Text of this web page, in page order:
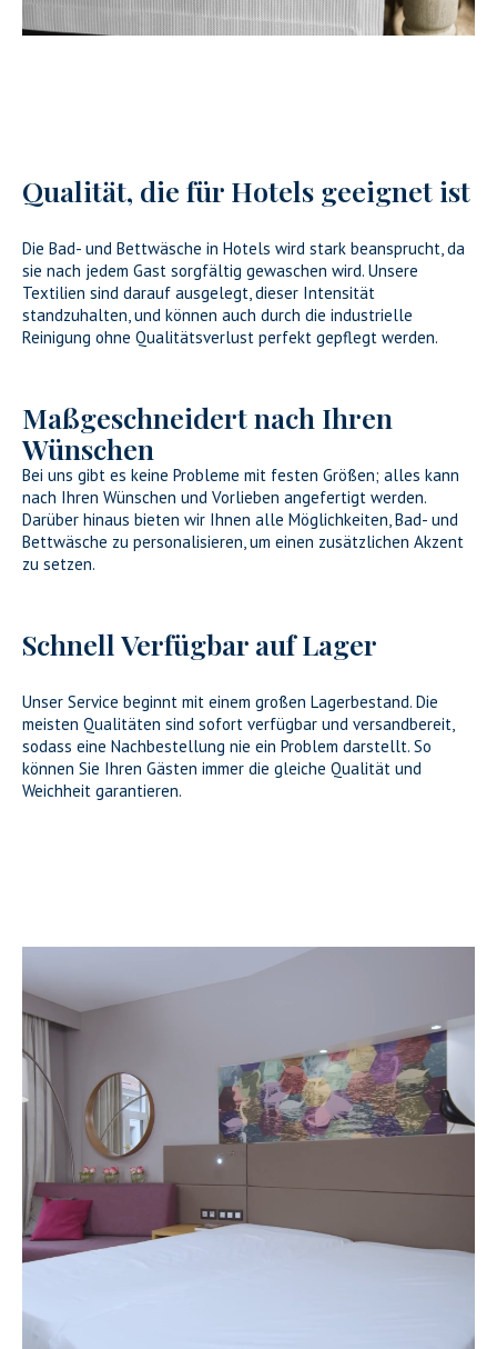
Qualität, die für Hotels geeignet ist
Die Bad- und Bettwäsche in Hotels wird stark beansprucht, da
sie nach jedem Gast sorgfältig gewaschen wird. Unsere
Textilien sind darauf ausgelegt, dieser Intensität
standzuhalten, und können auch durch die industrielle
Reinigung ohne Qualitätsverlust perfekt gepflegt werden.
Maßgeschneidert nach Ihren
Wünschen
Bei uns gibt es keine Probleme mit festen Größen; alles kann
nach Ihren Wünschen und Vorlieben angefertigt werden.
Darüber hinaus bieten wir Ihnen alle Möglichkeiten, Bad- und
Bettwäsche zu personalisieren, um einen zusätzlichen Akzent
zu setzen.
Schnell Verfügbar auf Lager
Unser Service beginnt mit einem großen Lagerbestand. Die
meisten Qualitäten sind sofort verfügbar und versandbereit,
sodass eine Nachbestellung nie ein Problem darstellt. So
können Sie Ihren Gästen immer die gleiche Qualität und
Weichheit garantieren.